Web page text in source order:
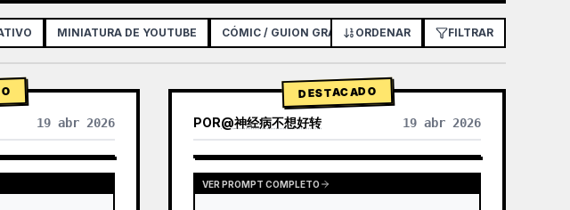
MINIATURA DE YOUTUBE CÓMIC / GUION GRÁFICO PÓSTER / FOLLETO
ORDENAR FILTRAR
19 abr 2026
MODELOS
DESTACADO
POR@神经病不想好转 19 abr 2026
VER PROMPT COMPLETO